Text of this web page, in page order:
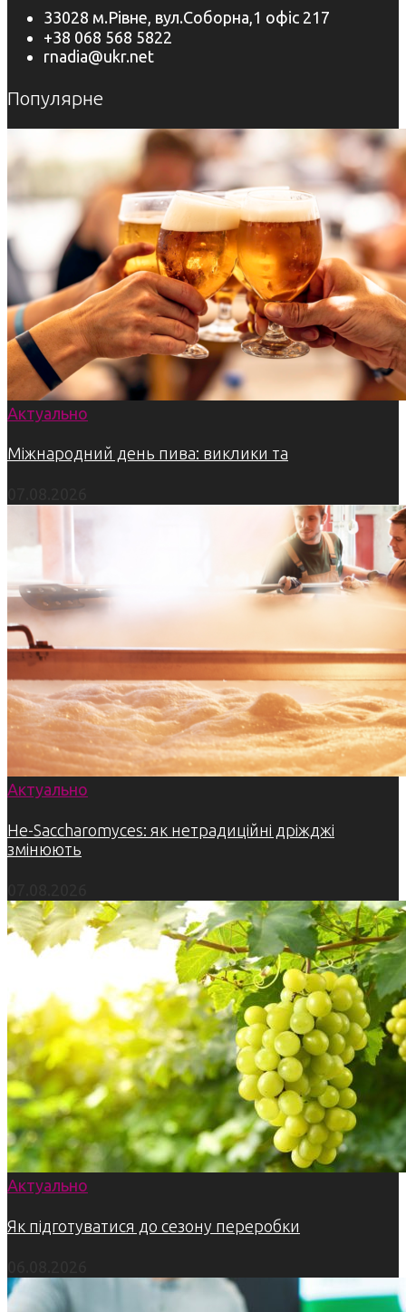
33028 м.Рівне, вул.Соборна,1 офіс 217
+38 068 568 5822
rnadia@ukr.net
Популярне
Актуально
Міжнародний день пива: виклики та
Актуально
Не-Saccharomyces: як нетрадиційні дріжджі
змінюють
Актуально
Як підготуватися до сезону переробки